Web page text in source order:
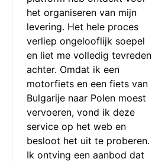
het organiseren van mijn
levering. Het hele proces
verliep ongelooflijk soepel
en liet me volledig tevreden
achter. Omdat ik een
motorfiets en een fiets van
Bulgarije naar Polen moest
vervoeren, vond ik deze
service op het web en
besloot het uit te proberen.
Ik ontving een aanbod dat